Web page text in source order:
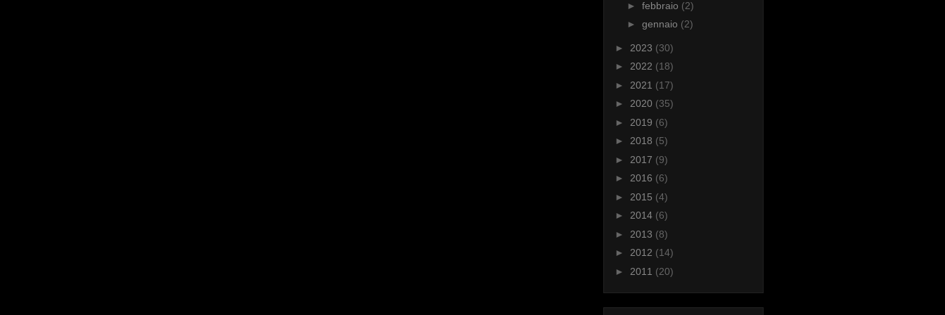
► febbraio (2)
► gennaio (2)
► 2023 (30)
► 2022 (18)
► 2021 (17)
► 2020 (35)
► 2019 (6)
► 2018 (5)
► 2017 (9)
► 2016 (6)
► 2015 (4)
► 2014 (6)
► 2013 (8)
► 2012 (14)
► 2011 (20)